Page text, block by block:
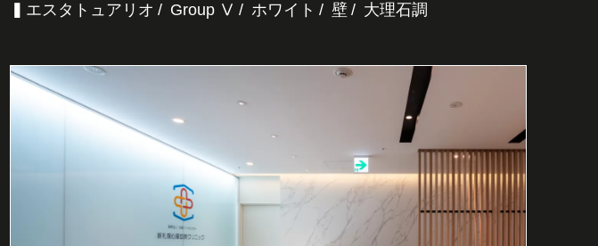
▍エスタトュアリオ Group Ⅴ ホワイト 壁 大理石調